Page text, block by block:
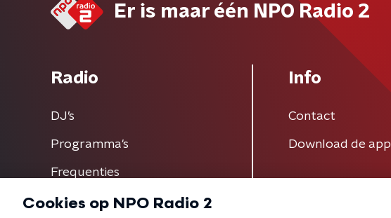
Er is maar één NPO Radio 2
Radio
DJ’s
Programma's
Frequenties
Info
Contact
Download de app